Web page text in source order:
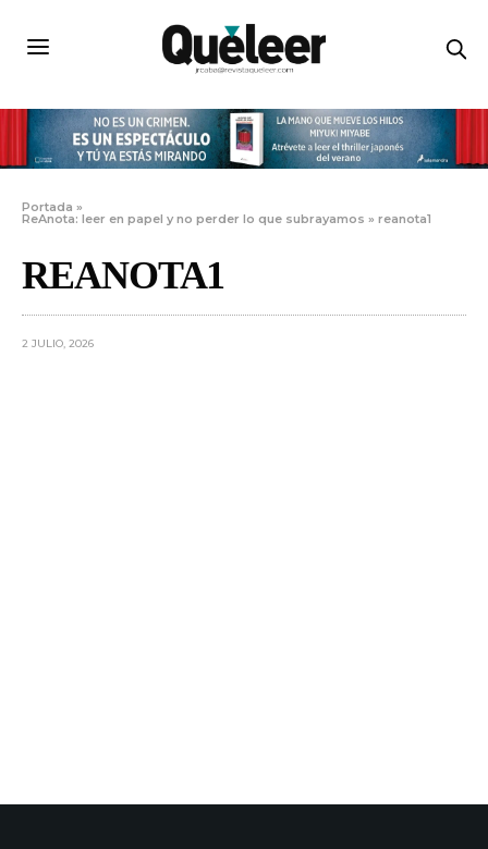
Portada »
ReAnota: leer en papel y no perder lo que subrayamos »reanota1
REANOTA1
2 JULIO, 2026